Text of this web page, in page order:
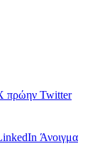
πρώην Twitter
Άνοιγμα